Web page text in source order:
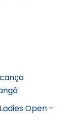
Open –